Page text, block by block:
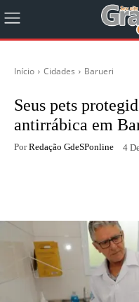
Início Cidades Barueri
Seus pets
antirrábica em
Por Redação GdeSPonline 4